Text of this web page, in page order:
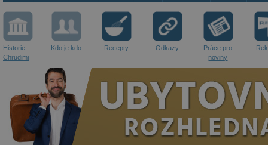
Historie
Chrudimi
Kdo je kdo Recepty Odkazy
Práce pro
noviny